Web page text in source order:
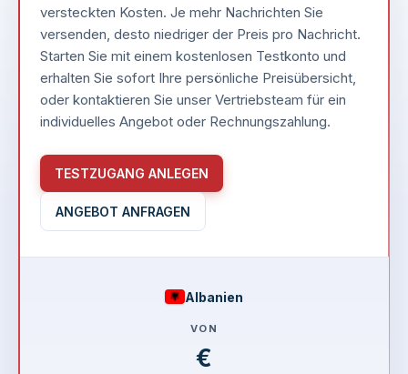
versteckten Kosten. Je mehr Nachrichten Sie
versenden, desto niedriger der Preis pro Nachricht.
Starten Sie mit einem kostenlosen Testkonto und
erhalten Sie sofort Ihre persönliche Preisübersicht,
oder kontaktieren Sie unser Vertriebsteam für ein
individuelles Angebot oder Rechnungszahlung.
TESTZUGANG ANLEGEN
ANGEBOT ANFRAGEN
Albanien
VON
€